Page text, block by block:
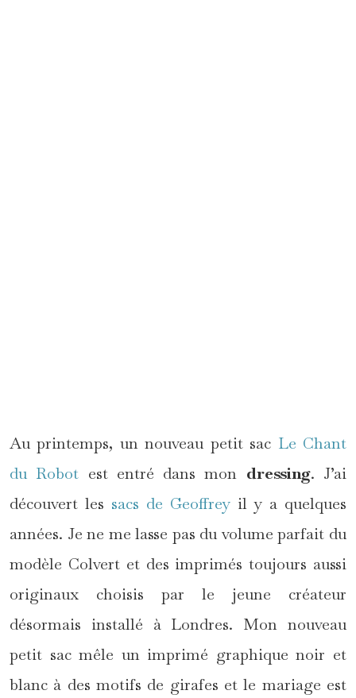
Au printemps, un nouveau petit sac Le Chant
du Robot est entré dans mon dressing. J’ai
découvert les sacs de Geoffrey il y a quelques
années. Je ne me lasse pas du volume parfait du
modèle Colvert et des imprimés toujours aussi
originaux choisis par le jeune créateur
désormais installé à Londres. Mon nouveau
petit sac mêle un imprimé graphique noir et
blanc à des motifs de girafes et le mariage est